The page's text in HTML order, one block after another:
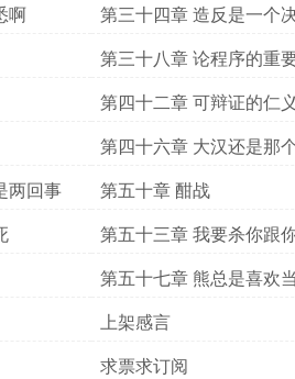
啊 第三十四章 造反是一个
第三十八章 论程序的重
第四十二章 可辩证的仁
第四十六章 大汉还是那
两回事 第五十章 酣战
第五十三章 我要杀你跟
第五十七章 熊总是喜欢
上架感言
求票求订阅